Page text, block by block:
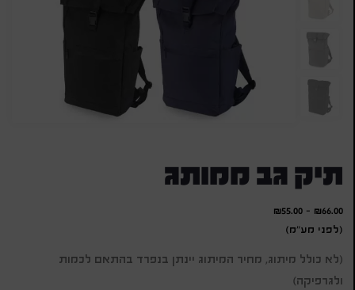
תיק גב ממותג
₪66.00
-
₪55.00
(לפני מע"מ)
(לא כולל מיתוג, מחיר המיתוג יינתן בנפרד בהתאם לכמות
ולגרפיקה)